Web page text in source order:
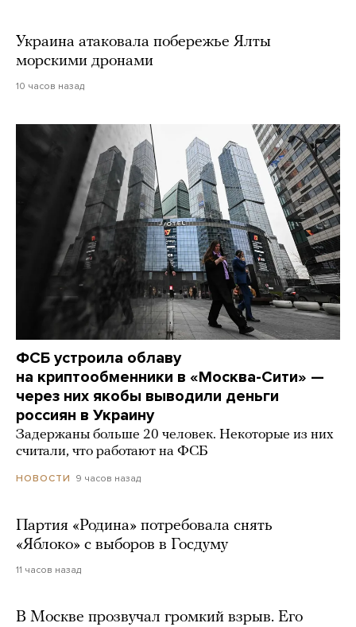
Украина атаковала побережье Ялты
морскими дронами
10 часов назад
ФСБ устроила облаву
на криптообменники в «Москва-Сити» —
через них якобы выводили деньги
россиян в Украину
Задержаны больше 20 человек. Некоторые из них
считали, что работают на ФСБ
НОВОСТИ 9 часов назад
Партия «Родина» потребовала снять
«Яблоко» с выборов в Госдуму
11 часов назад
В Москве прозвучал громкий взрыв. Его